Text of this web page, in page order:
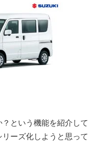
という機能を紹介して
ーズ化しようと思って